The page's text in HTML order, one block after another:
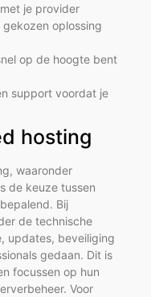
je provider
oplossing
op de hoogte bent
support voordat je
hosting
waaronder
de keuze tussen
Bij
de technische
updates, beveiliging
gedaan. Dit is
focussen op hun
Voor